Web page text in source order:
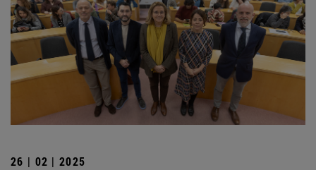
26 | 02 | 2025